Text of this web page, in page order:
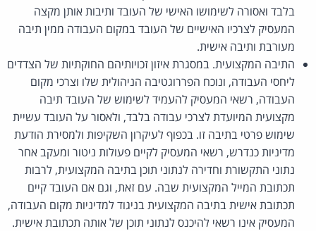
בלבד ואסורה לשימושו האישי של העובד ותיבות אותן מקצה
המעסיק לצרכיו האישיים של העובד במקום העבודה ממין תיבה
מעורבת ותיבה אישית.
התיבה המקצועית. במסגרת איזון זכויותיהם החוקתיות של הצדדים
ליחסי העבודה, ונוכח הפררוגטיבה הניהולית שלו וצרכי מקום
העבודה, רשאי המעסיק להעמיד לשימוש של העובד תיבה
מקצועית המיועדת לצרכי עבודה בלבד, ולאסור על העובד עשיית
שימוש פרטי בתיבה זו. בכפוף לעיקרון השקיפות ולמסירת הודעת
מדיניות כנדרש, רשאי המעסיק לקיים פעולות ניטור ומעקב אחר
נתוני התקשורת וחדירה לנתוני תוכן בתיבה המקצועית, לרבות
תכתובת המייל המקצועית שבה. עם זאת, וגם אם העובד קיים
תכתובת אישית בתיבה המקצועית בניגוד למדיניות מקום העבודה,
המעסיק אינו רשאי להיכנס לנתוני תוכן של אותה תכתובת אישית.